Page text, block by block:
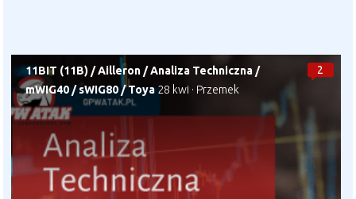
2
11BIT (11B) /Ailleron /Analiza Techniczna /
mWIG40/sWIG80/Toya28 kwi · Przemek